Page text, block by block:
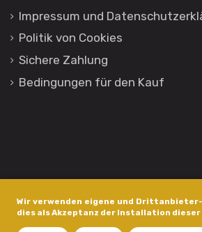
Wir verwenden eigene und
dies als Akzeptanz der Installation
Impressum und
Politik von Cookies
Sichere Zahlung
Bedingungen für den Kauf
está financiada pola Xunta de Galicia, a